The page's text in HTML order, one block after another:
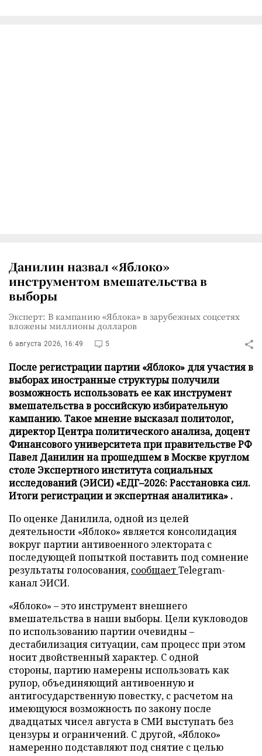
Данилин назвал «Яблоко»
инструментом вмешательства в
выборы
Эксперт: В кампанию «Яблока» в зарубежных соцсетях
вложены миллионы долларов
6 августа 2026, 16:49 5
После регистрации партии «Яблоко» для участия в
выборах иностранные структуры получили
возможность использовать ее как инструмент
вмешательства в российскую избирательную
кампанию. Такое мнение высказал политолог,
директор Центра политического анализа, доцент
Финансового университета при правительстве РФ
Павел Данилин на прошедшем в Москве круглом
столе Экспертного института социальных
исследований (ЭИСИ) «ЕДГ–2026: Расстановка сил.
Итоги регистрации и экспертная аналитика» .
По оценке Данилила, одной из целей
деятельности «Яблоко» является консолидация
вокруг партии антивоенного электората с
последующей попыткой поставить под сомнение
результаты голосования, сообщаетTelegram-
канал ЭИСИ.
«Яблоко» – это инструмент внешнего
вмешательства в наши выборы. Цели кукловодов
по использованию партии очевидны –
дестабилизация ситуации, сам процесс при этом
носит двойственный характер. С одной
стороны, партию намерены использовать как
рупор, объединяющий антивоенную и
антигосударственную повестку, с расчетом на
имеющуюся возможность по закону после
двадцатых чисел августа в СМИ выступать без
цензуры и ограничений. С другой, «Яблоко»
намеренно подставляют под снятие с целью